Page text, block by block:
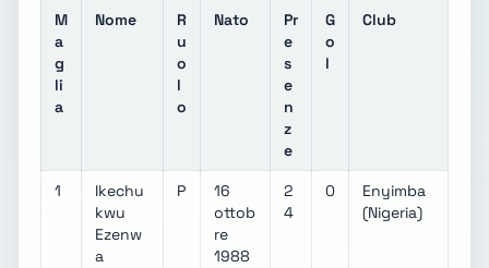
M
a
g
li
a
Nome
R
u
o
l
o
Nato
Pr
e
s
e
n
z
e
G
o
l
Club
1
Ikechu
kwu
Ezenw
a
P
16
ottob
re
1988
2
4
0
Enyimba
(Nigeria)